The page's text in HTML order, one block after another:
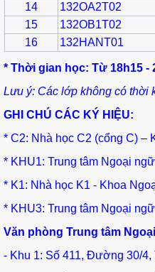
14
132OA2T02
15
132OB1T02
16
132HANT01
* Thời gian học: Từ 18h15 -
Lưu ý: Các lớp không có thời
GHI CHÚ CÁC KÝ HIỆU:
* C2: Nhà học C2 (cổng C) –
* KHU1: Trung tâm Ngoại
* K1: Nhà học K1 - Khoa
* KHU3: Trung tâm Ngoại
Văn phòng Trung tâm
- Khu 1: Số 411, Đường 30/